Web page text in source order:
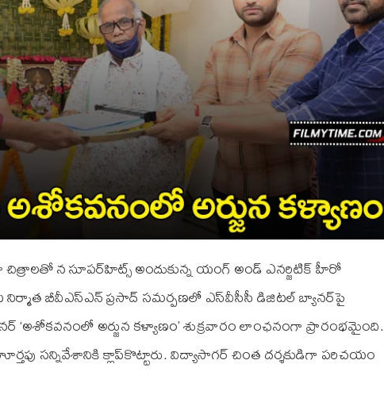
న సూప‌ర్‌హిట్స్ అందుకున్న యంగ్ అండ్ ఎన‌ర్జిటిక్ హీరో
బీవీఎస్ఎన్ ప్ర‌సాద్ స‌మ‌ర్ప‌ణ‌లో ఎస్‌వీసీసీ డిజిట‌ల్ బ్యాన‌ర్‌పై
‘అశోకవనంలో అర్జున కళ్యాణం’ శుక్ర‌వారం లాంఛ‌నంగా ప్రారంభ‌మైంది.
స‌న్నివేశానికి క్లాప్‌కొట్టారు. విద్యాసాగ‌ర్ చింత ద‌ర్శకుడిగా ప‌రిచ‌యం